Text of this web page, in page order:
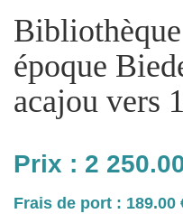
époque
acajou vers
Prix : 2
Frais de port : 189.00